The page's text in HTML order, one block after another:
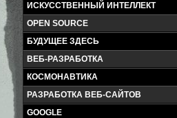
ИСКУССТВЕННЫЙ ИНТЕЛЛЕКТ
OPEN SOURCE
БУДУЩЕЕ ЗДЕСЬ
ВЕБ-РАЗРАБОТКА
КОСМОНАВТИКА
РАЗРАБОТКА ВЕБ-САЙТОВ
GOOGLE